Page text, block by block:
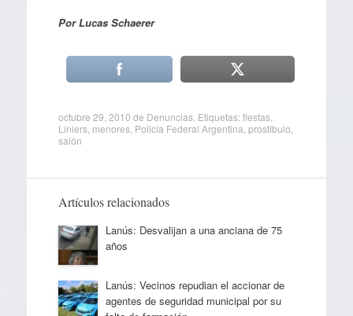
Por Lucas Schaerer
octubre 29, 2010 de Denuncias. Etiquetas:fiestas,
Liniers, menores, Policía Federal Argentina prostíbulo
salón
Artículos relacionados
Lanús: Desvalijan a una anciana de 75
años
Lanús: Vecinos repudian el accionar de
agentes de seguridad municipal por su